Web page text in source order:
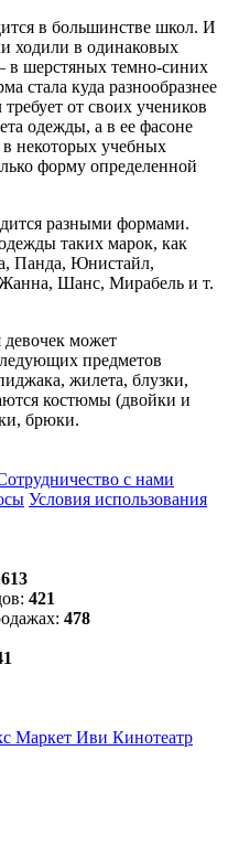
в большинстве школ. И
ходили в одинаковых
в шерстяных темно-синих
стала куда разнообразнее
от своих учеников
одежды, а в ее фасоне
некоторых учебных
форму определенной
разными формами.
таких марок, как
Панда, Юнистайл,
Шанс, Мирабель и т.
может
предметов
жилета, блузки,
костюмы (двойки и
брюки.
с нами
Условия использования
421
478
Маркет Иви Кинотеатр